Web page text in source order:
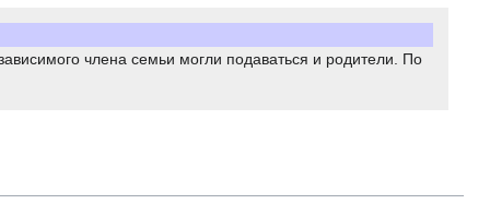
члена семьи могли подаваться и родители. По